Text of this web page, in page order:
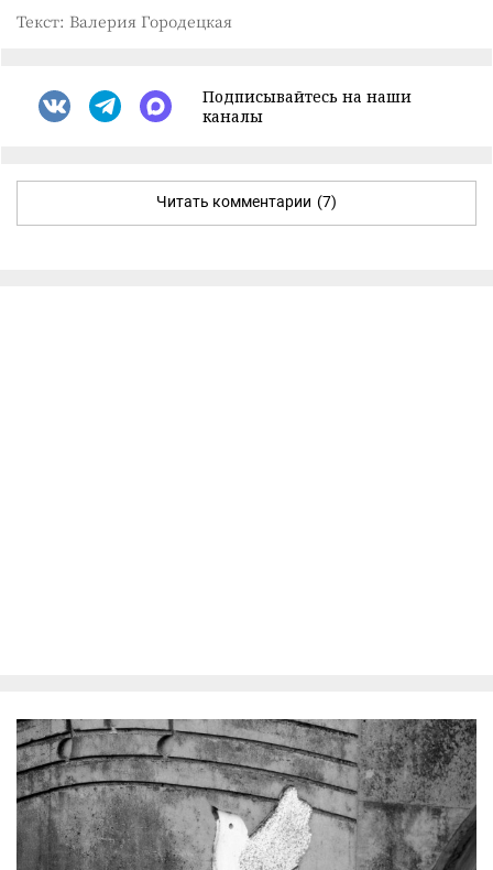
Текст: Валерия Городецкая
Подписывайтесь на наши
каналы
Читать комментарии (7)